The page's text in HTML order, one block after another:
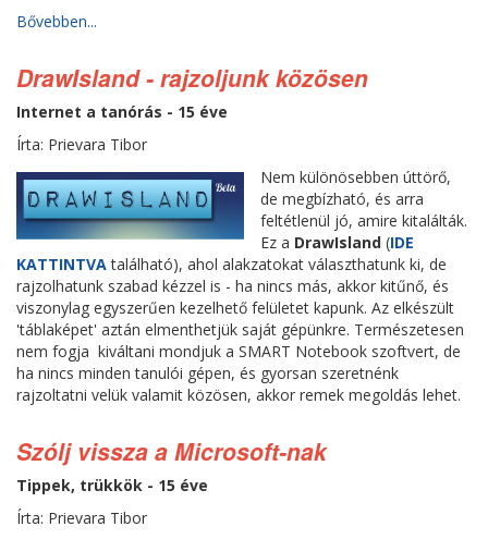
Bővebben...
DrawIsland - rajzoljunk közösen
Internet a tanórás - 15 éve
Írta: Prievara Tibor
Nem különösebben úttörő,
de megbízható, és arra
feltétlenül jó, amire kitalálták.
Ez a DrawIsland (IDE
KATTINTVAtalálható), ahol alakzatokat választhatunk ki, de
rajzolhatunk szabad kézzel is - ha nincs más, akkor kitűnő, és
viszonylag egyszerűen kezelhető felületet kapunk. Az elkészült
'táblaképet' aztán elmenthetjük saját gépünkre. Természetesen
nem fogja kiváltani mondjuk a SMART Notebook szoftvert, de
ha nincs minden tanulói gépen, és gyorsan szeretnénk
rajzoltatni velük valamit közösen, akkor remek megoldás lehet.
Szólj vissza a Microsoft-nak
Tippek, trükkök - 15 éve
Írta: Prievara Tibor